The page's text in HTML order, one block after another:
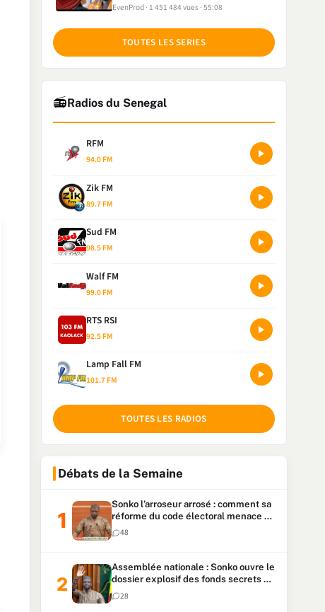
EvenProd 1 451 484 vues 55:08
TOUTES LES SERIES
📻Radios du Senegal
RFM
94.0 FM
Zik FM
89.7 FM
Sud FM
98.5 FM
Walf FM
99.0 FM
RTS RSI
92.5 FM
Lamp Fall FM
101.7 FM
TOUTES LES RADIOS
Débats de la Semaine
Sonko l’arroseur arrosé : comment sa
réforme du code électoral menace sa
candidature
48
Assemblée nationale : Sonko ouvre le
dossier explosif des fonds secrets et
du patrimoine présidentiel
28